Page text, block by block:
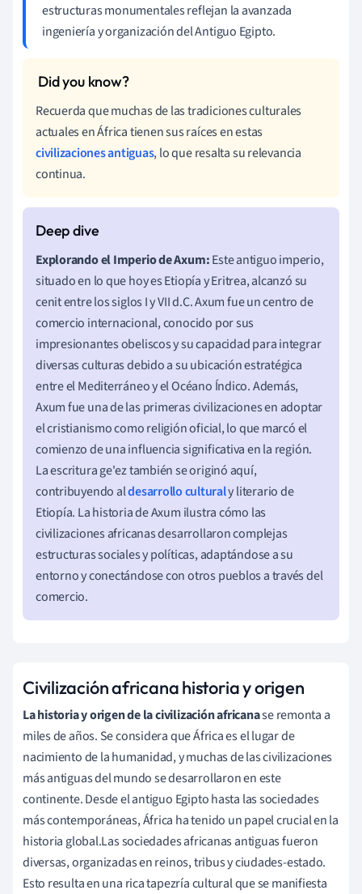
estructuras monumentales reflejan la avanzada
ingeniería y organización del Antiguo Egipto.
Recuerda que muchas de las tradiciones culturales
actuales en África tienen sus raíces en estas
civilizaciones antiguas, lo que resalta su relevancia
continua.
Explorando el Imperio de Axum:Este antiguo imperio,
situado en lo que hoy es Etiopía y Eritrea, alcanzó su
cenit entre los siglos I y VII d.C. Axum fue un centro de
comercio internacional, conocido por sus
impresionantes obeliscos y su capacidad para integrar
diversas culturas debido a su ubicación estratégica
entre el Mediterráneo y el Océano Índico. Además,
Axum fue una de las primeras civilizaciones en adoptar
el cristianismo como religión oficial, lo que marcó el
comienzo de una influencia significativa en la región.
La escritura ge'ez también se originó aquí,
contribuyendo aldesarrollo culturaly literario de
Etiopía. La historia de Axum ilustra cómo las
civilizaciones africanas desarrollaron complejas
estructuras sociales y políticas, adaptándose a su
entorno y conectándose con otros pueblos a través del
comercio.
Civilización africana historia y origen
La historia y origen de la civilización africanase remonta a
miles de años. Se considera que África es el lugar de
nacimiento de la humanidad, y muchas de las civilizaciones
más antiguas del mundo se desarrollaron en este
continente. Desde el antiguo Egipto hasta las sociedades
más contemporáneas, África ha tenido un papel crucial en la
historia global.Las sociedades africanas antiguas fueron
diversas, organizadas en reinos, tribus y ciudades-estado.
Esto resulta en una rica tapezría cultural que se manifiesta